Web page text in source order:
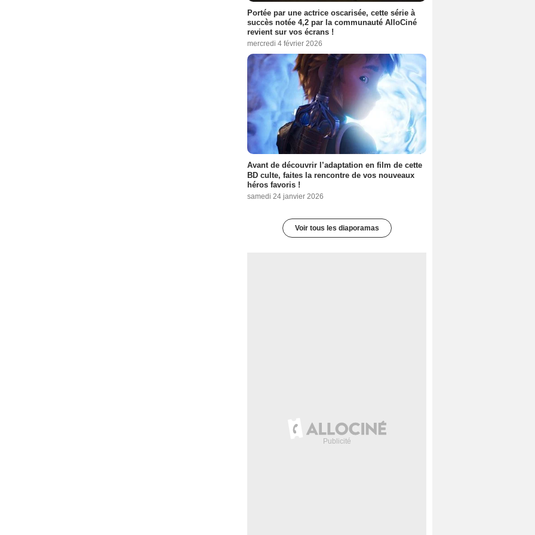
Portée par une actrice oscarisée, cette série à
succès notée 4,2 par la communauté AlloCiné
revient sur vos écrans !
mercredi 4 février 2026
Avant de découvrir l’adaptation en film de cette
BD culte, faites la rencontre de vos nouveaux
héros favoris !
samedi 24 janvier 2026
Voir tous les diaporamas